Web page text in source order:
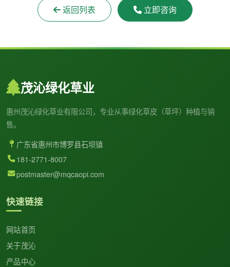
返回列表 立即咨询
茂沁绿化草业
惠州茂沁绿化草业有限公司，专业从事绿化草皮（草坪）种植与销
售。
广东省惠州市博罗县石坝镇
181-2771-8007
postmaster@mqcaopi.com
快速链接
网站首页
关于茂沁
产品中心